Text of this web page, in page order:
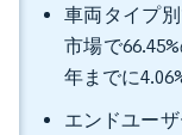
車両タイプ
市場で
年までに
エンドユー